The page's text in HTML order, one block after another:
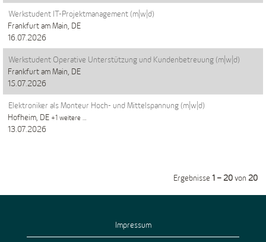
Werkstudent IT-Projektmanagement (m|w|d)
Frankfurt am Main, DE
16.07.2026
Werkstudent Operative Unterstützung und Kundenbetreuung (m|w|d)
Frankfurt am Main, DE
15.07.2026
Elektroniker als Monteur Hoch- und Mittelspannung (m|w|d)
Hofheim, DE +1 weitere …
13.07.2026
Ergebnisse 1 – 20von 20
Impressum